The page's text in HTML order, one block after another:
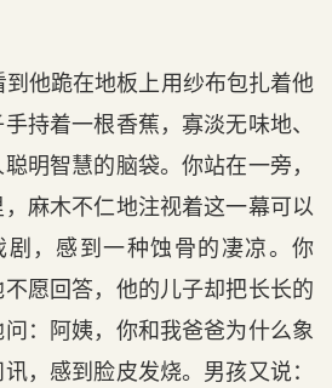
他跪在地板上用纱布包扎着他
持着一根香蕉，寡淡无味地、
明智慧的脑袋。你站在一旁，
麻木不仁地注视着这一幕可以
剧，感到一种蚀骨的凄凉。你
愿回答，他的儿子却把长长的
：阿姨，你和我爸爸为什么象
，感到脸皮发烧。男孩又说：